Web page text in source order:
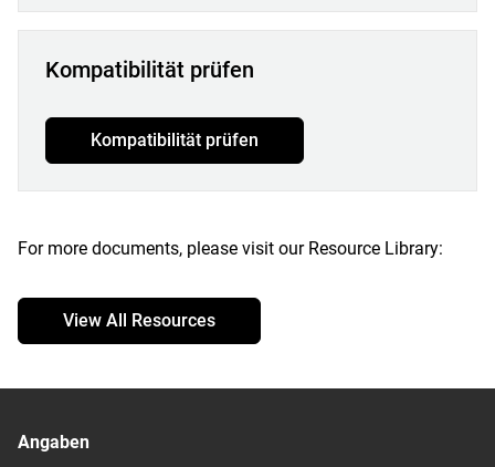
Kompatibilität prüfen
Kompatibilität prüfen
For more documents, please visit our Resource Library:
View All Resources
Angaben